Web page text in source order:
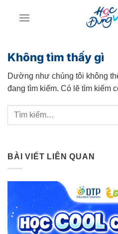
Không tìm thấy gì
Dường như chúng tôi không
đang tìm kiếm. Có lẽ tìm kiếm
BÀI VIẾT LIÊN QUAN